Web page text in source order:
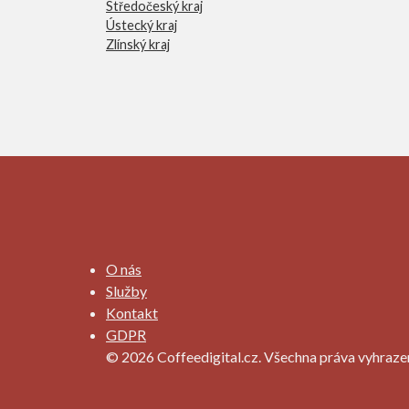
Středočeský kraj
Ústecký kraj
Zlínský kraj
O nás
Služby
Kontakt
GDPR
© 2026 Coffeedigital.cz. Všechna práva